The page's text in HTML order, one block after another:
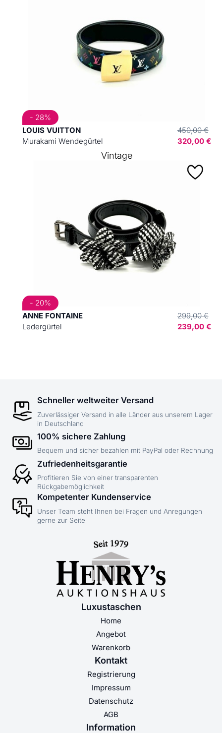
LOUIS VUITTON
Murakami Wendegürtel
450,00 €
320,00 €
- 28%
ANNE FONTAINE
Ledergürtel
299,00 €
239,00 €
- 20%
Vintage
Schneller weltweiter Versand
Zuverlässiger Versand in alle Länder aus unserem Lager
in Deutschland
100% sichere Zahlung
Bequem und sicher bezahlen mit PayPal oder Rechnung
Zufriedenheitsgarantie
Profitieren Sie von einer transparenten
Rückgabemöglichkeit
Kompetenter Kundenservice
Unser Team steht Ihnen bei Fragen und Anregungen
gerne zur Seite
Luxustaschen
Home
Angebot
Warenkorb
Kontakt
Registrierung
Impressum
Datenschutz
AGB
Information